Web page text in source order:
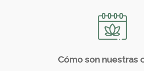
Cómo son nuestras